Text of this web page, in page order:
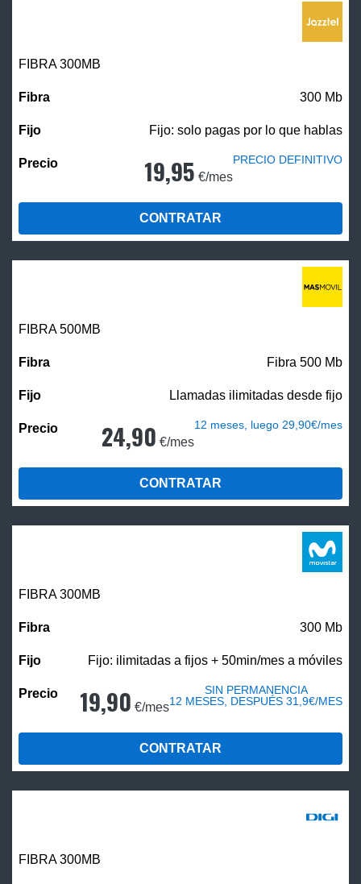
FIBRA 300MB
300 Mb
Fijo: solo pagas por lo que hablas
19,95 €/mes
PRECIO DEFINITIVO
CONTRATAR
FIBRA500MB
Fibra 500 Mb
Llamadas ilimitadas desde fijo
24,90 €/mes
12 meses, luego 29,90€/mes
CONTRATAR
FIBRA 300MB
300 Mb
Fijo: ilimitadas a fijos + 50min/mes a móviles
19,90 €/mes
SIN PERMANENCIA
12 MESES, DESPUÉS 31,9€/MES
CONTRATAR
FIBRA 300MB